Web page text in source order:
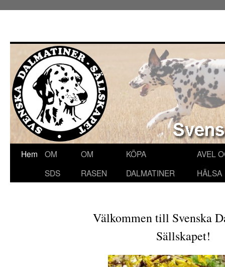
Hoppa
Hem
OM
SDS
OM
RASEN
KÖPA
DALMATINER
AVEL
HÄLSA
Välkommen till Svenska
Sällskapet!